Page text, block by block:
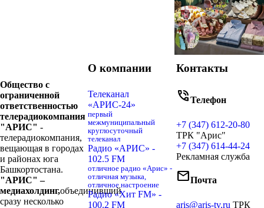
Общество с
ограниченной
ответственностью
телерадиокомпания
"АРИС" -
телерадиокомпания,
вещающая в городах
и районах юга
Башкортостана.
"АРИС" –
медиахолдинг,объединивший
сразу несколько
О компании
Телеканал
«АРИС-24»
первый
межмуниципальный
круглосуточный
телеканал
Радио «АРИС» -
102.5 FM
отличное радио «Арис» -
отличная музыка,
отличное настроение
Радио «Хит FM» -
100.2 FM
Контакты
phone_in_talkТелефон
+7 (347) 612-20-80
ТРК "Арис"
+7 (347) 614-44-24
Рекламная служба
mailПочта
aris@aris-tv.ru ТРК